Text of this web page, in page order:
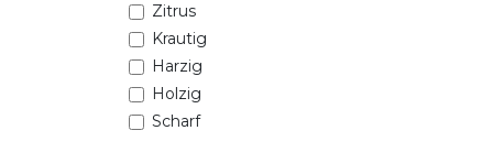
Zitrus
Krautig
Harzig
Holzig
Scharf